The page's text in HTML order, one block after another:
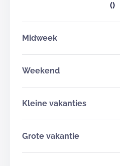
()
Midweek
Weekend
Kleine vakanties
Grote vakantie